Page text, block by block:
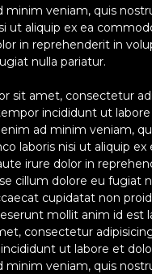
minim veniam, quis
ut aliquip ex ea
in reprehenderit in
nulla pariatur.
sit amet, consectetur
incididunt ut
ad minim veniam,
laboris nisi ut aliquip
irure dolor in
cillum dolore eu fugiat
cupidatat non
mollit anim id est
consectetur
ut labore et
minim veniam, quis